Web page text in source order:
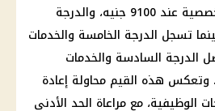
وتأتي الدرجة الثالثة التخصصية عند 9100 جنيه، والدرجة
9300 جنيه، بينما تسجل الدرجة الخامسة والخدمات
جنيه، وتصل الدرجة السادسة والخدمات
إلى 8100 جنيه. وتعكس هذه القيم محاولة إعادة
الوظيفية، مع مراعاة الحد الأدنى